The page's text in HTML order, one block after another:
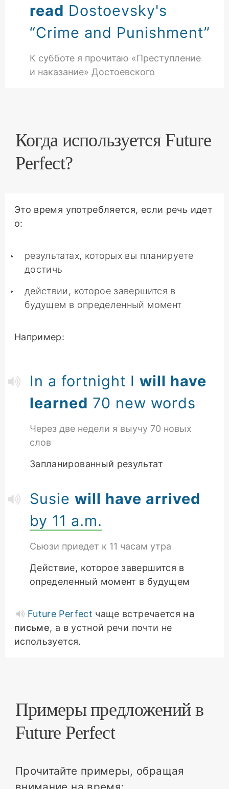
read Dostoevsky's
“Crime and Punishment”
К субботе я прочитаю «Преступление
и наказание» Достоевского
Когда используется Future
Perfect?
Это время употребляется, если речь идет
о:
результатах, которых вы планируете
достичь
действии, которое завершится в
будущем в определенный момент
Например:
In a fortnight I will have
learned 70 new words
Через две недели я выучу 70 новых
слов
Запланированный результат
Susie will have arrived
by 11 a.m.
Сьюзи приедет к 11 часам утра
Действие, которое завершится в
определенный момент в будущем
Future Perfect чаще встречается на
письме, а в устной речи почти не
используется.
Примеры предложений в
Future Perfect
Прочитайте примеры, обращая